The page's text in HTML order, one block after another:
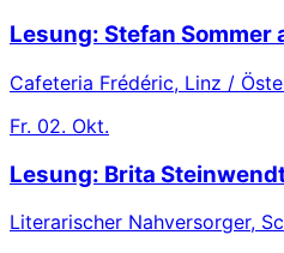
Lesung: Stefan Sommer
Cafeteria Frédéric, Linz /
Fr. 02. Okt.
Lesung: Brita
Literarischer Nahversorger,